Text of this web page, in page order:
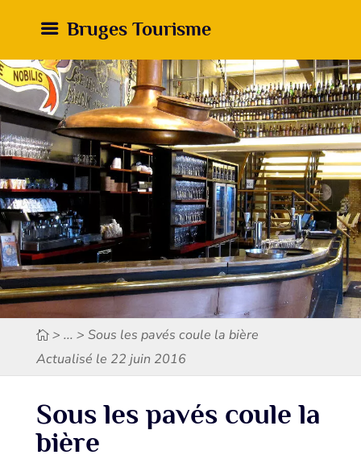
Bruges Tourisme
> ... > Sous les pavés coule la bière
Actualisé le 22 juin 2016
Sous les pavés coule la
bière